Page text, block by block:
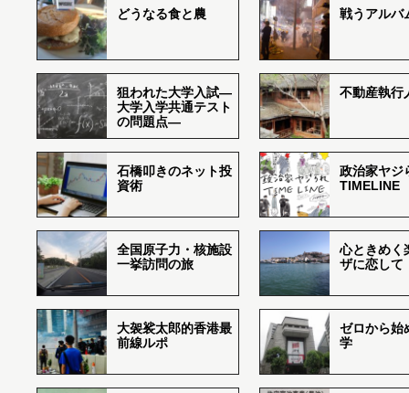
どうなる食と農 戦うアルバ
狙われた大学入試―
大学入学共通テスト
の問題点―
不動産執行
石橋叩きのネット投
資術
政治家ヤジ
TIMELINE
全国原子力・核施設
一挙訪問の旅
心ときめく
ザに恋して
大袈裟太郎的香港最
前線ルポ
ゼロから始
学